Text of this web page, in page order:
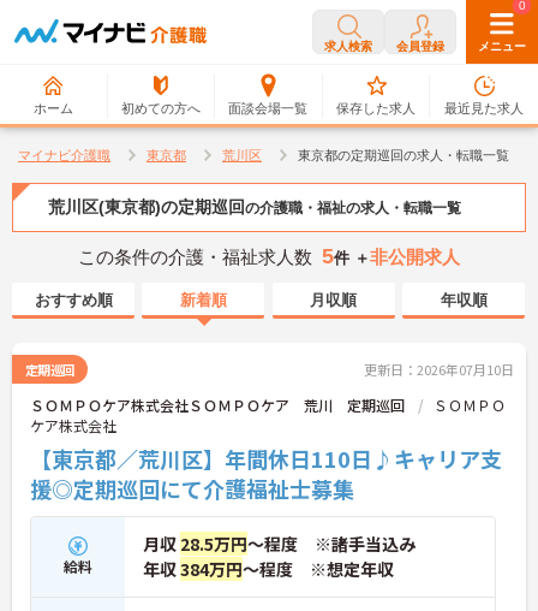
求人検索 会員登録 メニュー
ホーム 初めての方へ 面談会場一覧
0
保存した求人
0
最近見た求人
マイナビ介護職 東京都 荒川区 東京都の定期巡回の求人・転職一覧
荒川区(東京都)の定期巡回の介護職・福祉の求人・転職一覧
この条件の介護・福祉求人数 5件 ＋非公開求人
おすすめ順 新着順 月収順 年収順
定期巡回 更新日：2026年07月10日
ＳＯＭＰＯケア株式会社ＳＯＭＰＯケア 荒川 定期巡回
ＳＯＭＰＯ
ケア株式会社
【東京都／荒川区】年間休日110日♪キャリア支
援◎定期巡回にて介護福祉士募集
給料
月収 28.5万円～程度 ※諸手当込み
年収384万円～程度 ※想定年収